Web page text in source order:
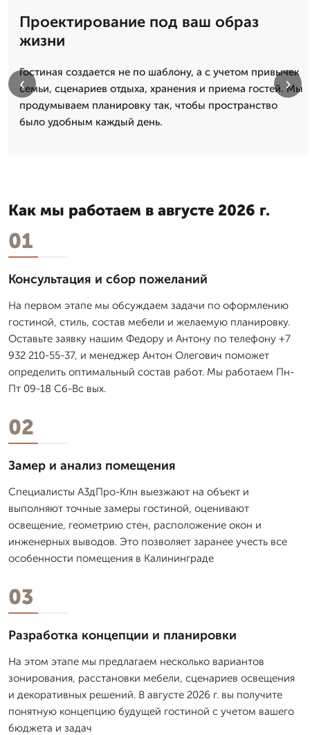
Проектирование под ваш образ
жизни
Гостиная создается не по шаблону, а с учетом привычек
семьи, сценариев отдыха, хранения и приема гостей. Мы
продумываем планировку так, чтобы пространство
было удобным каждый день.
‹ ›
Как мы работаем в августе 2026 г.
01
Консультация и сбор пожеланий
На первом этапе мы обсуждаем задачи по оформлению
гостиной, стиль, состав мебели и желаемую планировку.
Оставьте заявку нашим Федору и Антону по телефону +7
932 210-55-37, и менеджер Антон Олегович поможет
определить оптимальный состав работ. Мы работаем Пн-
Пт 09-18 Сб-Вс вых.
02
Замер и анализ помещения
Специалисты А3дПро-Клн выезжают на объект и
выполняют точные замеры гостиной, оценивают
освещение, геометрию стен, расположение окон и
инженерных выводов. Это позволяет заранее учесть все
особенности помещения в Калининграде
03
Разработка концепции и планировки
На этом этапе мы предлагаем несколько вариантов
зонирования, расстановки мебели, сценариев освещения
и декоративных решений. В августе 2026 г. вы получите
понятную концепцию будущей гостиной с учетом вашего
бюджета и задач